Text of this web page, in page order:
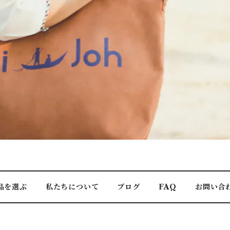
を選ぶ 私たちについて ブログ FAQ お問い合